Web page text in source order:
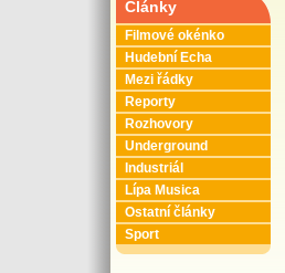
Články
Filmové okénko
Hudební Echa
Mezi řádky
Reporty
Rozhovory
Underground
Industriál
Lípa Musica
Ostatní články
Sport